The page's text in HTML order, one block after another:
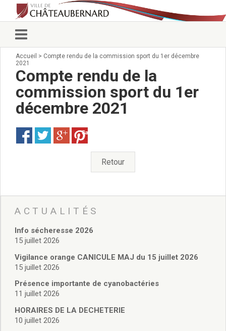
Vie municipale
Conseillers municipaux
Commissions 2026
Prendre rendez-vous
Services municipaux
Organigramme
Pour venir nous voir
État civil/élections/formalités
Affaires Scolaires
Vie associative
Police Municipale/règlementation
Services en ligne
Inscriptions sur les listes électorales
Plan Local d’Urbanisme intercommunal
Actes d’état civil
Accueil > Compte rendu de la commission sport du 1er décembre
2021
Compte rendu de la
commission sport du 1er
décembre 2021
Save
Retour
ACTUALITÉS
Info sécheresse 2026
15 juillet 2026
Vigilance orange CANICULE MAJ du 15 juillet 2026
15 juillet 2026
Présence importante de cyanobactéries
11 juillet 2026
HORAIRES DE LA DECHETERIE
10 juillet 2026